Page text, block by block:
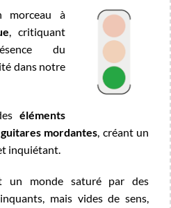
morceau à
, critiquant
du
dans notre
éléments
mordantes, créant un
inquiétant.
un monde saturé par des
mais vides de sens,